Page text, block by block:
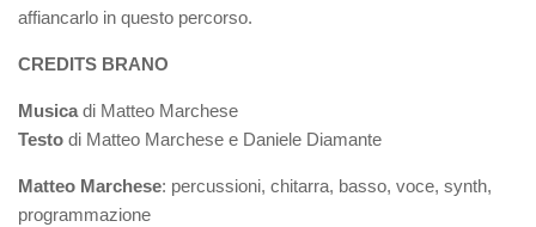
affiancarlo in questo percorso.
CREDITS BRANO
Musica di Matteo Marchese
Testo di Matteo Marchese e Daniele Diamante
Matteo Marchese: percussioni, chitarra, basso, voce, synth,
programmazione